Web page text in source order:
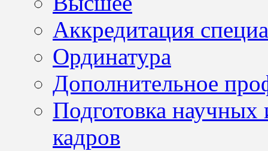
Аккредитация
Ординатура
Дополнительное
Подготовка научных
кадров